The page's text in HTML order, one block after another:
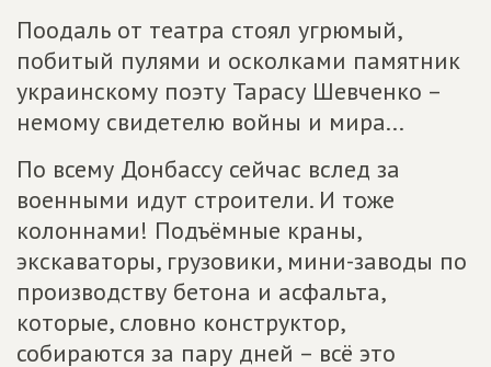
Поодаль от театра стоял угрюмый,
побитый пулями и осколками памятник
украинскому поэту Тарасу Шевченко –
немому свидетелю войны и мира...
По всему Донбассу сейчас вслед за
военными идут строители. И тоже
колоннами! Подъёмные краны,
экскаваторы, грузовики, мини-заводы по
производству бетона и асфальта,
которые, словно конструктор,
собираются за пару дней – всё это